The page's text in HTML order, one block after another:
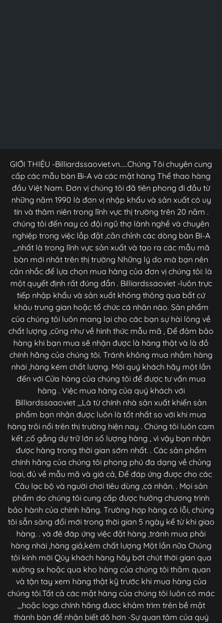
GIỚI THIỆU -Billiardssaoviet.vn.....Chúng Tôi chuyên cung
cấp các mẫu bàn Bi-A và các mặt hàng Thể thao hàng
đầu Việt Nam. Đơn vị chúng tôi đã tiên phong đi đầu từ
những năm 1990 là đơn vị nhập khẩu và sản xuất có uy
tín và thâm niên trong lĩnh vực thị trường trên 20 năm .
chúng tôi đến nay có đội ngũ thợ lành nghề và chuyên
nghiệp trong việc lắp đặt ,căn chỉnh các dòng bàn BI-A
,,,nhất là trong lĩnh vực sản xuất và tạo ra các mẫu mã
bàn mới nhât trên thị trường Những lý do mà bạn nên
cân nhắc để lựa chọn mua hàng của đơn vị chúng tôi: là
một quyết định rất đúng đắn . Billiardssaoviet -luôn trực
tiếp nhập khẩu và sản xuất không thông qua bất cứ
khâu trung gian hoặc tổ chức cá nhân nào. Sản phẩm
của chúng tôi luôn mang lại cho các bạn sự hài lòng về
chất lượng ,cũng như về hình thức mẫu mã , Để đảm bảo
hàng khi bạn mua sẽ nhận được là hàng thật và là đồ
chính hãng của chúng tôi. Tránh không mua nhầm hàng
nhái ,hàng kém chất lượng. Mời quý khách hãy một lần
đến với Cửa hàng của chúng tôi để được tư vấn mua
hàng . Việc mua hàng của quý khách với
Billiardssaaoviet ,,,Là từ chính nhà sản xuất khiến sản
phẩm bạn nhận được luôn là tốt nhất so với khi mua
hàng trôi nổi trên thị trường hiện nay . Chúng tôi luôn cam
kết ,cố gắng dự trữ lớn số lượng hàng , vì vậy bạn nhận
được hàng trong thời gian sớm nhất. . Các sản phẩm
chính hãng của chúng tôi phong phú đa dạng về chủng
loại, đủ về mẫu mã và giá cả, Để đáp ứng được cho các
Câu lạc bộ và người chơi tiêu dùng ,cá nhân. . Mọi sản
phẩm do chúng tôi cung cấp được hưởng chương trình
bảo hành của chính hãng. Trường hợp hàng có lỗi, chúng
tôi sẵn sàng đổi mới trong thời gian 5 ngày kể từ khi giao
hàng. . và đê đáp ứng việc đặt hàng ,tránh mua phải
hàng nhái ,hàng giả,kém chất lượng Một lần nữa Chúng
tôi kính mời Qúy khách hàng hãy bớt chút thời gian qua
xưởng sx hoặc qua kho hàng của chúng tôi thăm quan
và tận tay xem hàng thật kỹ trước khi mua hàng của
chúng tôi.Tất cả các mặt hàng của chúng tôi luôn có mác
,,,hoặc logo chính hãng đươc khảm trìm trên bề mặt
thành bàn để nhận biết dõ hơn -Sự quan tâm của quý